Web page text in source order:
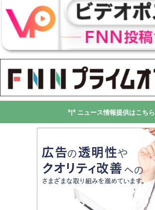
ニュース情報提供はこちら